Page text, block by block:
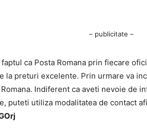
– publicitate –
ca Posta Romana prin fiecare
la preturi excelente. Prin urmare va
Indiferent ca aveti nevoie de
puteti utiliza modalitatea de contact